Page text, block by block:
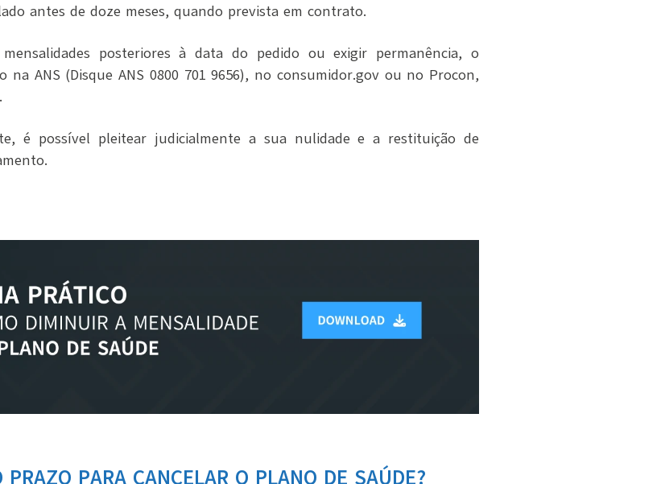
antes de doze meses, quando prevista em contrato.
posteriores à data do pedido ou exigir permanência, o
na ANS (Disque ANS 0800 701 9656), no consumidor.gov ou no Procon,
é possível pleitear judicialmente a sua nulidade e a restituição de
PARA CANCELAR O PLANO DE SAÚDE?